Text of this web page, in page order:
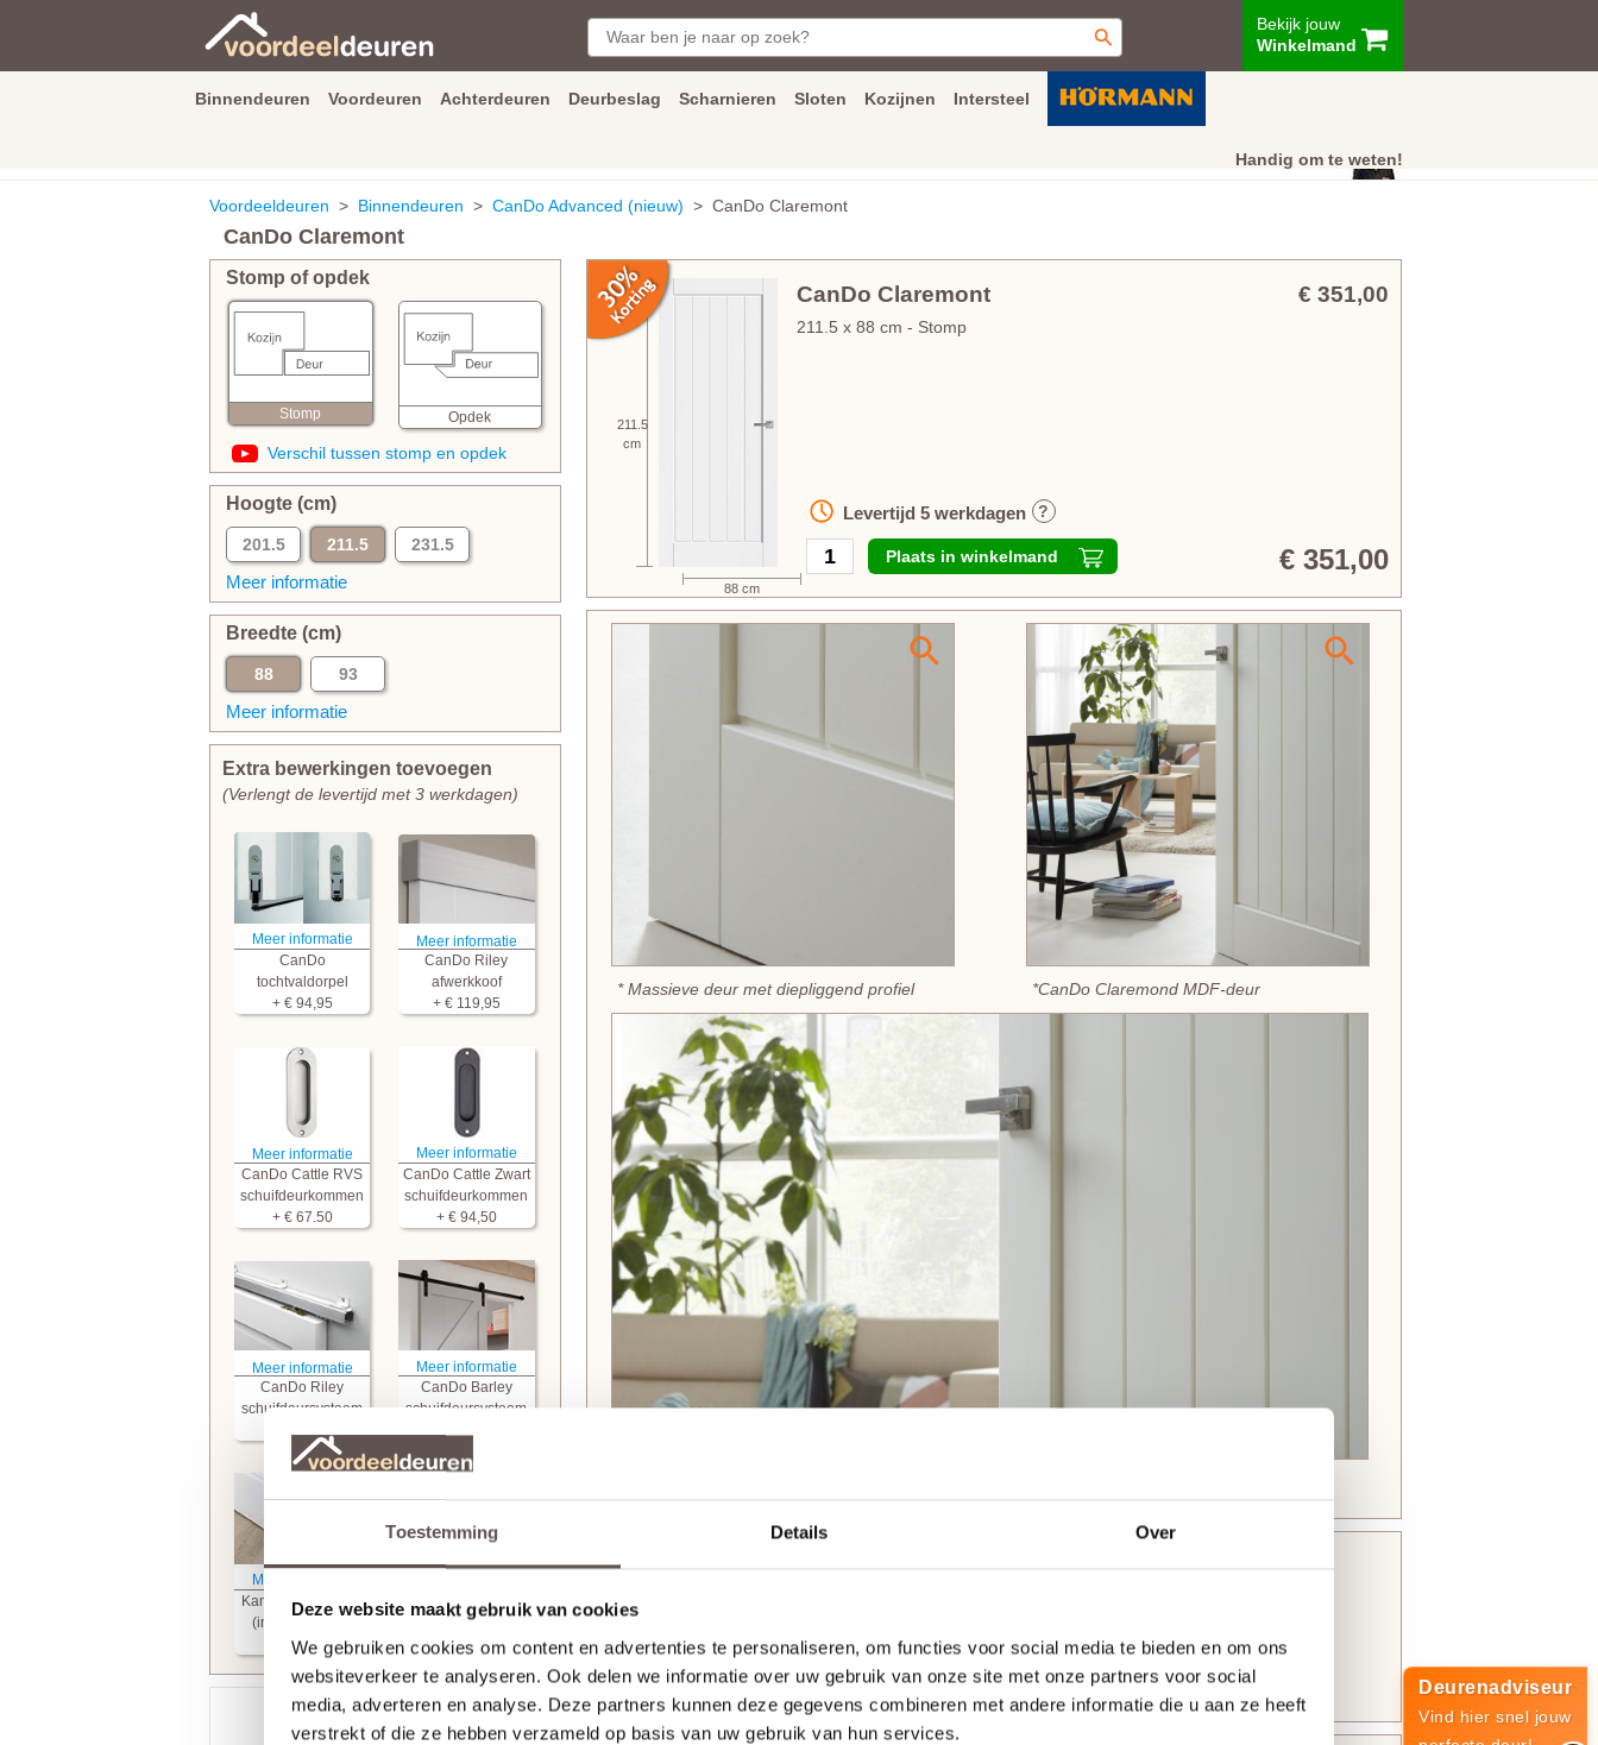
Toestemming Details Over
Deze website maakt gebruik van cookies
We gebruiken cookies om content en advertenties te personaliseren, om functies voor social media te bieden en om ons
websiteverkeer te analyseren. Ook delen we informatie over uw gebruik van onze site met onze partners voor social
media, adverteren en analyse. Deze partners kunnen deze gegevens combineren met andere informatie die u aan ze heeft
verstrekt of die ze hebben verzameld op basis van uw gebruik van hun services.
Bekijk jouw
Winkelmand
Binnendeuren Voordeuren Achterdeuren Deurbeslag Scharnieren Sloten Kozijnen Intersteel
Handig om te weten!
Klantenservice
Voordeeldeuren > Binnendeuren > CanDo Advanced (nieuw) > CanDo Claremont
CanDo Claremont
Stomp of opdek
Stomp Opdek
Verschil tussen stomp en opdek
Hoogte (cm)
201.5 211.5
231.5
Meer informatie
Breedte (cm)
88
93
Meer informatie
Extra bewerkingen toevoegen
(Verlengt de levertijd met 3 werkdagen)
Meer informatie
CanDo
tochtvaldorpel
+ € 94,95
Meer informatie
CanDo Riley
afwerkkoof
+ € 119,95
Meer informatie
CanDo Cattle RVS
schuifdeurkommen
+ € 67.50
Meer informatie
CanDo Cattle Zwart
schuifdeurkommen
+ € 94,50
Meer informatie
CanDo Riley
schuifdeursysteem
Meer informatie
CanDo Barley
schuifdeursysteem
Meer informatie
Kantschuifsysteem
(incl. frezingen)
+ € 104,95
211.5
cm
CanDo Claremont € 351,00
211.5 x 88 cm - Stomp
Plaats in winkelmand
Levertijd 5werkdagen ?
€ 351,00
88 cm
* Massieve deur met diepliggend profiel *CanDo Claremond MDF-deur
Afwerking
Maatwerk mogelijk
Inkortmogelijkheden opdek
- Onderzijde 10 mm
Inkortmogelijkheden stomp
- Onderzijde 10 mm, zijstijlen en bovendorpel 10 mm Deurenadviseur
Vind hier snel jouw